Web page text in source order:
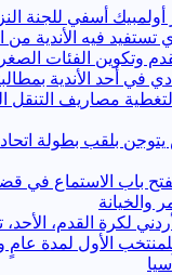
أولمبيك أسفي للجنة
تستفيد فيه الأندية
وتكوين الفئات
مصاريف التنقل
بلقب بطولة
تفتح باب الاستماع في
والخيانة
لكرة القدم،
الأول لمدة عامٍ